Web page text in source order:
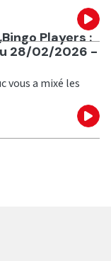
Players :
28/02/2026 -
vous a mixé les